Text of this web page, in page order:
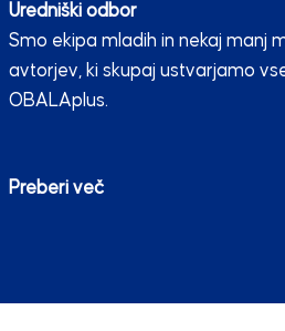
Uredniški odbor
Smo ekipa mladih in nekaj manj
avtorjev, ki skupaj ustvarjamo
OBALAplus.
Preberi več